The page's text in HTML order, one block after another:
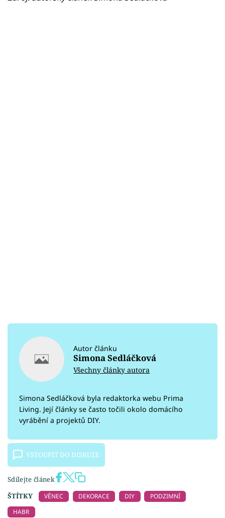
Autor článku
Simona Sedláčková
Všechny články autora
Simona Sedláčková byla redaktorka webu Prima
Living. Její články se často točili okolo domácího
vyrábění a projektů DIY.
VSTOUPIT DO DISKUZE
Sdílejte článek
ŠTÍTKY
VĚNEC DEKORACE DIY
PODZIMNÍ
HABR